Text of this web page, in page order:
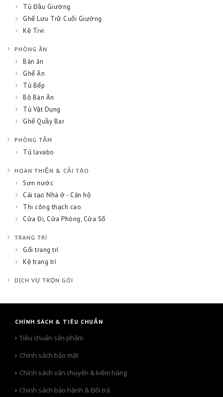
Tủ Đầu Giường
Ghế Lưu Trữ Cuối Giường
Kệ Tivi
PHÒNG ĂN
Bàn ăn
Ghế Ăn
Tủ Bếp
Bộ Bàn Ăn
Tủ Vật Dụng
Ghế Quầy Bar
PHÒNG TẮM
Tủ lavabo
HOÀN THIỆN & CẢI TẠO
Sơn nước
Cải tạo Nhà ở - Căn hộ
Thi công thạch cao
Cửa Đi, Cửa Phòng, Cửa Sổ
TRANG TRÍ
Gối trang trí
Kệ trang trí
DỊCH VỤ TRỌN GÓI
CHÍNH SÁCH & TIÊU CHUẨN
Tiêu chuẩn sản phẩm
Chính sách bảo mật
Chính sách vận chuyển & kiểm hàng
Chính sách bảo hành & Đổi trả